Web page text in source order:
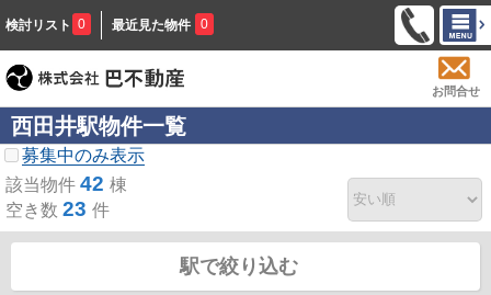
検討リスト 0 最近見た物件 0
お問合せ
西田井駅物件一覧
募集中のみ表示
該当物件 42 棟
空き数 23 件
駅で絞り込む